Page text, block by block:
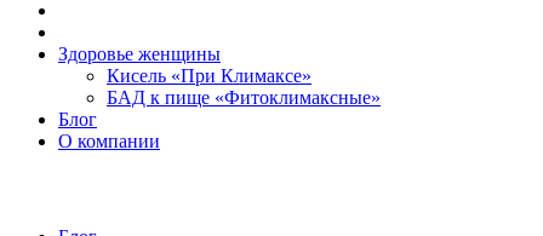
Здоровье женщины
Кисель «При Климаксе»
БАД к пище «Фитоклимаксные»
Блог
О компании